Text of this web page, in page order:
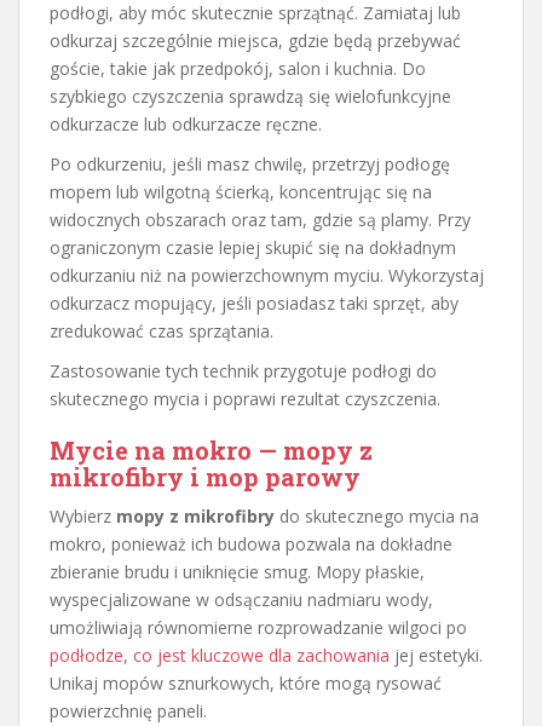
podłogi, aby móc skutecznie sprzątnąć. Zamiataj lub
odkurzaj szczególnie miejsca, gdzie będą przebywać
goście, takie jak przedpokój, salon i kuchnia. Do
szybkiego czyszczenia sprawdzą się wielofunkcyjne
odkurzacze lub odkurzacze ręczne.
Po odkurzeniu, jeśli masz chwilę, przetrzyj podłogę
mopem lub wilgotną ścierką, koncentrując się na
widocznych obszarach oraz tam, gdzie są plamy. Przy
ograniczonym czasie lepiej skupić się na dokładnym
odkurzaniu niż na powierzchownym myciu. Wykorzystaj
odkurzacz mopujący, jeśli posiadasz taki sprzęt, aby
zredukować czas sprzątania.
Zastosowanie tych technik przygotuje podłogi do
skutecznego mycia i poprawi rezultat czyszczenia.
Mycie na mokro — mopy z
mikrofibry i mop parowy
Wybierz mopy z mikrofibry do skutecznego mycia na
mokro, ponieważ ich budowa pozwala na dokładne
zbieranie brudu i uniknięcie smug. Mopy płaskie,
wyspecjalizowane w odsączaniu nadmiaru wody,
umożliwiają równomierne rozprowadzanie wilgoci po
podłodze, co jest kluczowe dla zachowania jej estetyki.
Unikaj mopów sznurkowych, które mogą rysować
powierzchnię paneli.